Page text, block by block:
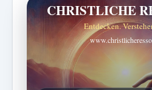
CHRISTLICHE
Entdecken.